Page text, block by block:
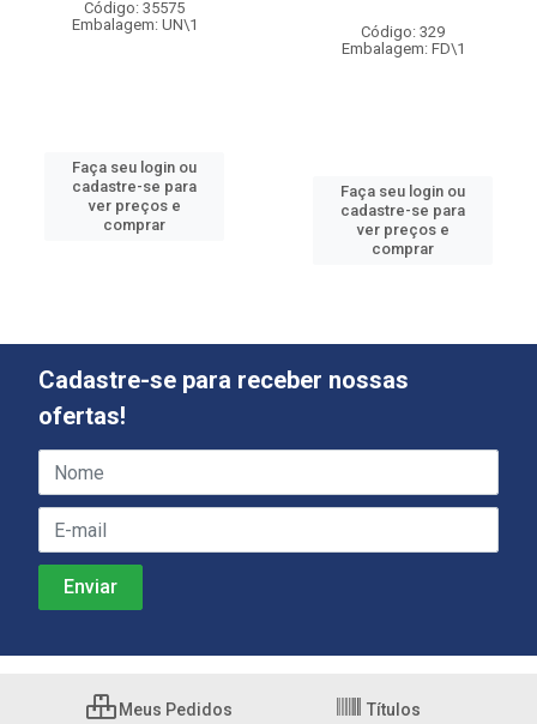
Código: 35575
Embalagem: UN\1
Faça seu login ou
cadastre-se para
ver preços e
comprar
Código: 329
Embalagem: FD\1
Faça seu login ou
cadastre-se para
ver preços e
comprar
Cadastre-se para receber nossas
ofertas!
Meus Pedidos Títulos